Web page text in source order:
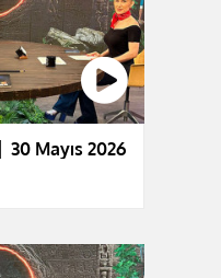
Mayıs 2026